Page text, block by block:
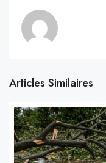
Articles Similaires